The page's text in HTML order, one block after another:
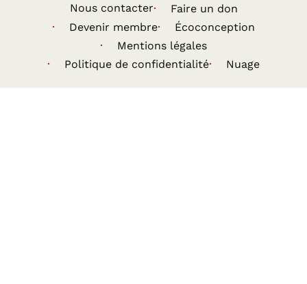
Nous contacter
Faire un don
Devenir membre
Écoconception
Mentions légales
Politique de confidentialité
Nuage